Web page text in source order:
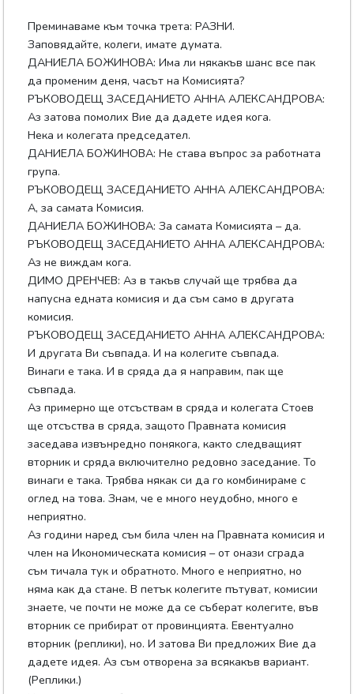
Преминаваме към точка трета: РАЗНИ.
Заповядайте, колеги, имате думата.
ДАНИЕЛА БОЖИНОВА: Има ли някакъв шанс все пак
да променим деня, часът на Комисията?
РЪКОВОДЕЩ ЗАСЕДАНИЕТО АННА АЛЕКСАНДРОВА:
Аз затова помолих Вие да дадете идея кога.
Нека и колегата председател.
ДАНИЕЛА БОЖИНОВА: Не става въпрос за работната
група.
РЪКОВОДЕЩ ЗАСЕДАНИЕТО АННА АЛЕКСАНДРОВА:
А, за самата Комисия.
ДАНИЕЛА БОЖИНОВА: За самата Комисията – да.
РЪКОВОДЕЩ ЗАСЕДАНИЕТО АННА АЛЕКСАНДРОВА:
Аз не виждам кога.
ДИМО ДРЕНЧЕВ: Аз в такъв случай ще трябва да
напусна едната комисия и да съм само в другата
комисия.
РЪКОВОДЕЩ ЗАСЕДАНИЕТО АННА АЛЕКСАНДРОВА:
И другата Ви съвпада. И на колегите съвпада.
Винаги е така. И в сряда да я направим, пак ще
съвпада.
Аз примерно ще отсъствам в сряда и колегата Стоев
ще отсъства в сряда, защото Правната комисия
заседава извънредно понякога, както следващият
вторник и сряда включително редовно заседание. То
винаги е така. Трябва някак си да го комбинираме с
оглед на това. Знам, че е много неудобно, много е
неприятно.
Аз години наред съм била член на Правната комисия и
член на Икономическата комисия – от онази сграда
съм тичала тук и обратното. Много е неприятно, но
няма как да стане. В петък колегите пътуват, комисии
знаете, че почти не може да се съберат колегите, във
вторник се прибират от провинцията. Евентуално
вторник (реплики), но. И затова Ви предложих Вие да
дадете идея. Аз съм отворена за всякакъв вариант.
(Реплики.)